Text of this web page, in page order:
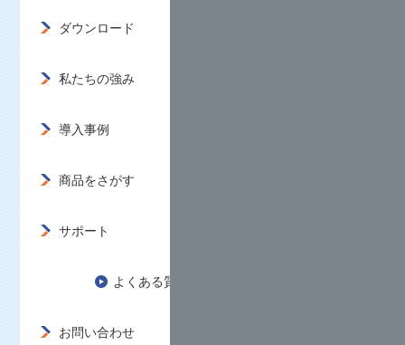
ダウンロード
私たちの強み
導入事例
商品をさがす
サポート
よくある質問
お問い合わせ